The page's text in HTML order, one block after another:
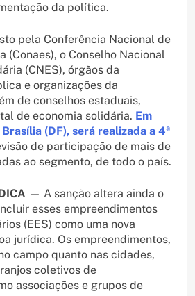
da política.
pela Conferência Nacional de
(Conaes), o Conselho Nacional
(CNES), órgãos da
e organizações da
de conselhos estaduais,
de economia solidária. Em
(DF), será realizada a 4ª
de participação de mais de
ao segmento, de todo o país.
— A sanção altera ainda o
esses empreendimentos
(EES) como uma nova
jurídica. Os empreendimentos,
campo quanto nas cidades,
coletivos de
associações e grupos de